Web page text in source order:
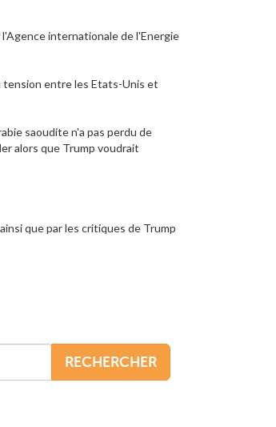
internationale de l'Energie
tension entre les Etats-Unis et
saoudite n'a pas perdu de
alors que Trump voudrait
que par les critiques de Trump
RECHERCHER